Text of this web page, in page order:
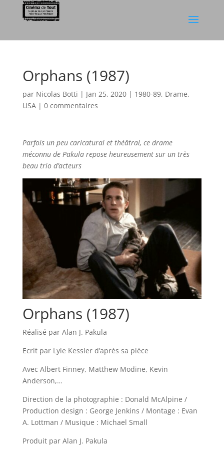
Orphans (1987)
par Nicolas Botti | Jan 25, 2020| 1980-89, Drame,
USA| 0 commentaires
Parfois un peu caricatural et théâtral, ce drame
méconnu de Pakula repose heureusement sur un très
beau trio d’acteurs
Orphans (1987)
Réalisé par Alan J. Pakula
Ecrit par Lyle Kessler d’après sa pièce
Avec Albert Finney, Matthew Modine, Kevin
Anderson,…
Direction de la photographie : Donald McAlpine /
Production design : George Jenkins / Montage : Evan
A. Lottman / Musique : Michael Small
Produit par Alan J. Pakula